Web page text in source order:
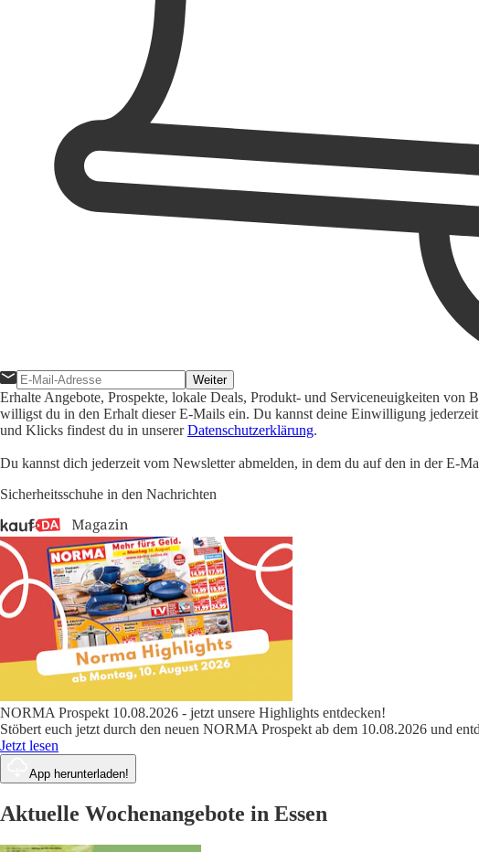
Weiter
Erhalte Angebote, Prospekte, lokale Deals, Produkt- und Serviceneuigkeiten
willigst du in den Erhalt dieser E-Mails ein. Du kannst deine Einwilligung
und Klicks findest du in unsererDatenschutzerklärung.
Du kannst dich jederzeit vom Newsletter abmelden, in dem du auf den in der E-
Sicherheitsschuhe in den Nachrichten
NORMA Prospekt 10.08.2026 - jetzt unsere Highlights entdecken!
Stöbert euch jetzt durch den neuen NORMA Prospekt ab dem 10.08.2026 und
Jetzt lesen
App herunterladen!
Aktuelle Wochenangebote in Essen